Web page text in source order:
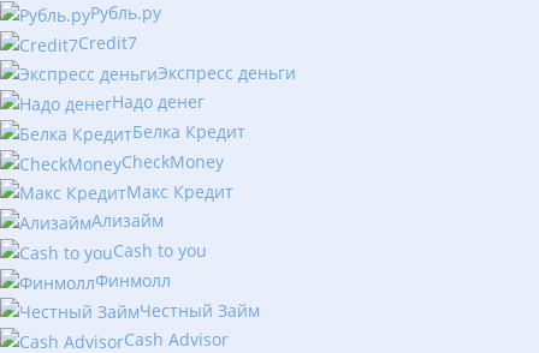
Рубль.ру
Сredit7
Экспресс деньги
Надо денег
Белка Кредит
CheckMoney
Макс Кредит
Ализайм
Сash to you
Финмолл
Честный Займ
Cash Advisor